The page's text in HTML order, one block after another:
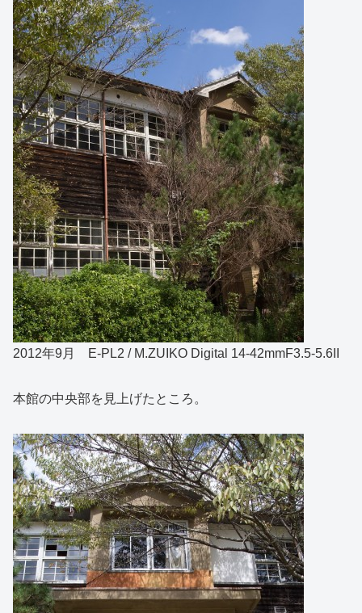
2012年9月 E-PL2 / M.ZUIKO Digital 14-42mmF3.5-5.6II
本館の中央部を見上げたところ。